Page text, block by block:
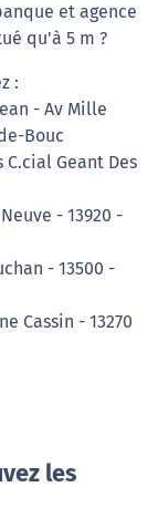
et agence
qu'à 5 m ?
:
- Av Mille
Bouc
C.cial Geant Des
- 13920 -
- 13500 -
Cassin - 13270
les